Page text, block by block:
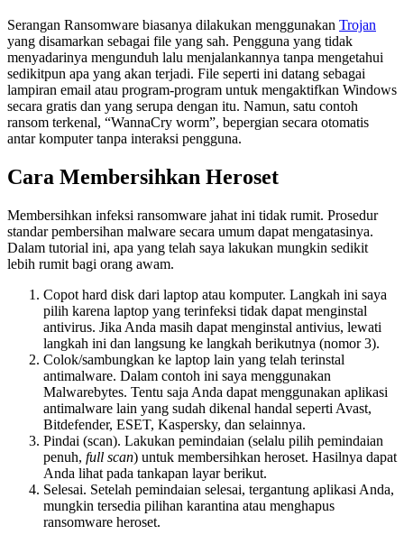
Serangan Ransomware biasanya dilakukan menggunakan Trojan
yang disamarkan sebagai file yang sah. Pengguna yang tidak
menyadarinya mengunduh lalu menjalankannya tanpa mengetahui
sedikitpun apa yang akan terjadi. File seperti ini datang sebagai
lampiran email atau program-program untuk mengaktifkan Windows
secara gratis dan yang serupa dengan itu. Namun, satu contoh
ransom terkenal, “WannaCry worm”, bepergian secara otomatis
antar komputer tanpa interaksi pengguna.
Cara Membersihkan Heroset
Membersihkan infeksi ransomware jahat ini tidak rumit. Prosedur
standar pembersihan malware secara umum dapat mengatasinya.
Dalam tutorial ini, apa yang telah saya lakukan mungkin sedikit
lebih rumit bagi orang awam.
Copot hard disk dari laptop atau komputer. Langkah ini saya
pilih karena laptop yang terinfeksi tidak dapat menginstal
antivirus. Jika Anda masih dapat menginstal antivius, lewati
langkah ini dan langsung ke langkah berikutnya (nomor 3).
Colok/sambungkan ke laptop lain yang telah terinstal
antimalware. Dalam contoh ini saya menggunakan
Malwarebytes. Tentu saja Anda dapat menggunakan aplikasi
antimalware lain yang sudah dikenal handal seperti Avast,
Bitdefender, ESET, Kaspersky, dan selainnya.
Pindai (scan). Lakukan pemindaian (selalu pilih pemindaian
penuh, full scan) untuk membersihkan heroset. Hasilnya dapat
Anda lihat pada tankapan layar berikut.
Selesai. Setelah pemindaian selesai, tergantung aplikasi Anda,
mungkin tersedia pilihan karantina atau menghapus
ransomware heroset.